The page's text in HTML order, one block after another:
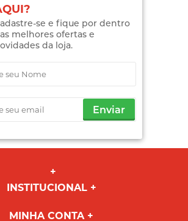
se e fique por dentro
melhores ofertas e
da loja.
Enviar
INSTITUCIONAL
MINHA CONTA